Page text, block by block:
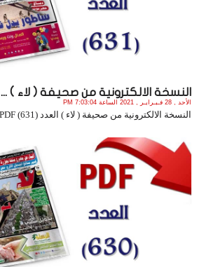
النسخة الالكترونية من صحيفة ( لاء ) ...
الأحد , 28 فـبـرايـر , 2021 الساعة 7:03:04 PM
النسخة الالكترونية من صحيفة ( لاء ) العدد (631) PDF. .